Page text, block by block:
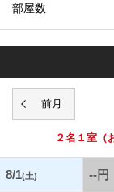
部屋数
２名１室
8/1(土) --円